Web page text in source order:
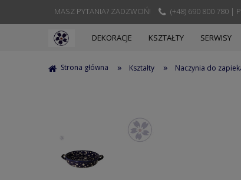
MASZ PYTANIA? ZADZWOŃ! (+48) 690 800 780 |
DEKORACJE KSZTAŁTY SERWISY
Strona główna » Kształty » Naczynia do